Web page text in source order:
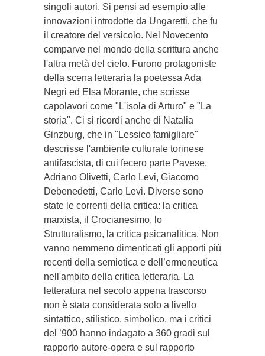
singoli autori. Si pensi ad esempio alle
innovazioni introdotte da Ungaretti, che fu
il creatore del versicolo. Nel Novecento
comparve nel mondo della scrittura anche
l'altra metà del cielo. Furono protagoniste
della scena letteraria la poetessa Ada
Negri ed Elsa Morante, che scrisse
capolavori come "L'isola di Arturo" e "La
storia". Ci si ricordi anche di Natalia
Ginzburg, che in "Lessico famigliare"
descrisse l'ambiente culturale torinese
antifascista, di cui fecero parte Pavese,
Adriano Olivetti, Carlo Levi, Giacomo
Debenedetti, Carlo Levi. Diverse sono
state le correnti della critica: la critica
marxista, il Crocianesimo, lo
Strutturalismo, la critica psicanalitica. Non
vanno nemmeno dimenticati gli apporti più
recenti della semiotica e dell’ermeneutica
nell'ambito della critica letteraria. La
letteratura nel secolo appena trascorso
non è stata considerata solo a livello
sintattico, stilistico, simbolico, ma i critici
del ’900 hanno indagato a 360 gradi sul
rapporto autore-opera e sul rapporto